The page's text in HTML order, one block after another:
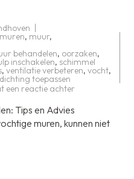
, muur,
behandelen, oorzaken,
inschakelen, schimmel
,ventilatie verbeteren, vocht,
toepassen
een reactie achter
muur
behandelen:
Tips en Advies
muren, kunnen niet